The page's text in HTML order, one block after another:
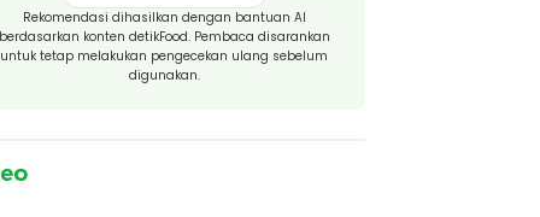
Rekomendasi dihasilkan dengan bantuan AI
berdasarkan konten detikFood. Pembaca disarankan
untuk tetap melakukan pengecekan ulang sebelum
digunakan.